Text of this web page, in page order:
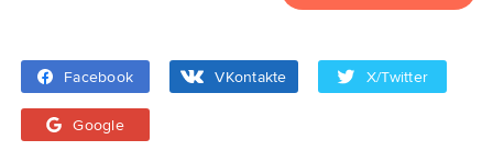
Facebook VKontakte X/Twitter
Google